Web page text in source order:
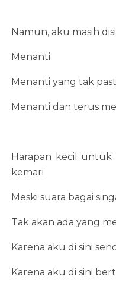
Namun, aku masih
Menanti
Menanti yang tak
Menanti dan terus
Harapan kecil
kemari
Meski suara bagai
Tak akan ada yang
Karena aku di sini
Karena aku di sini